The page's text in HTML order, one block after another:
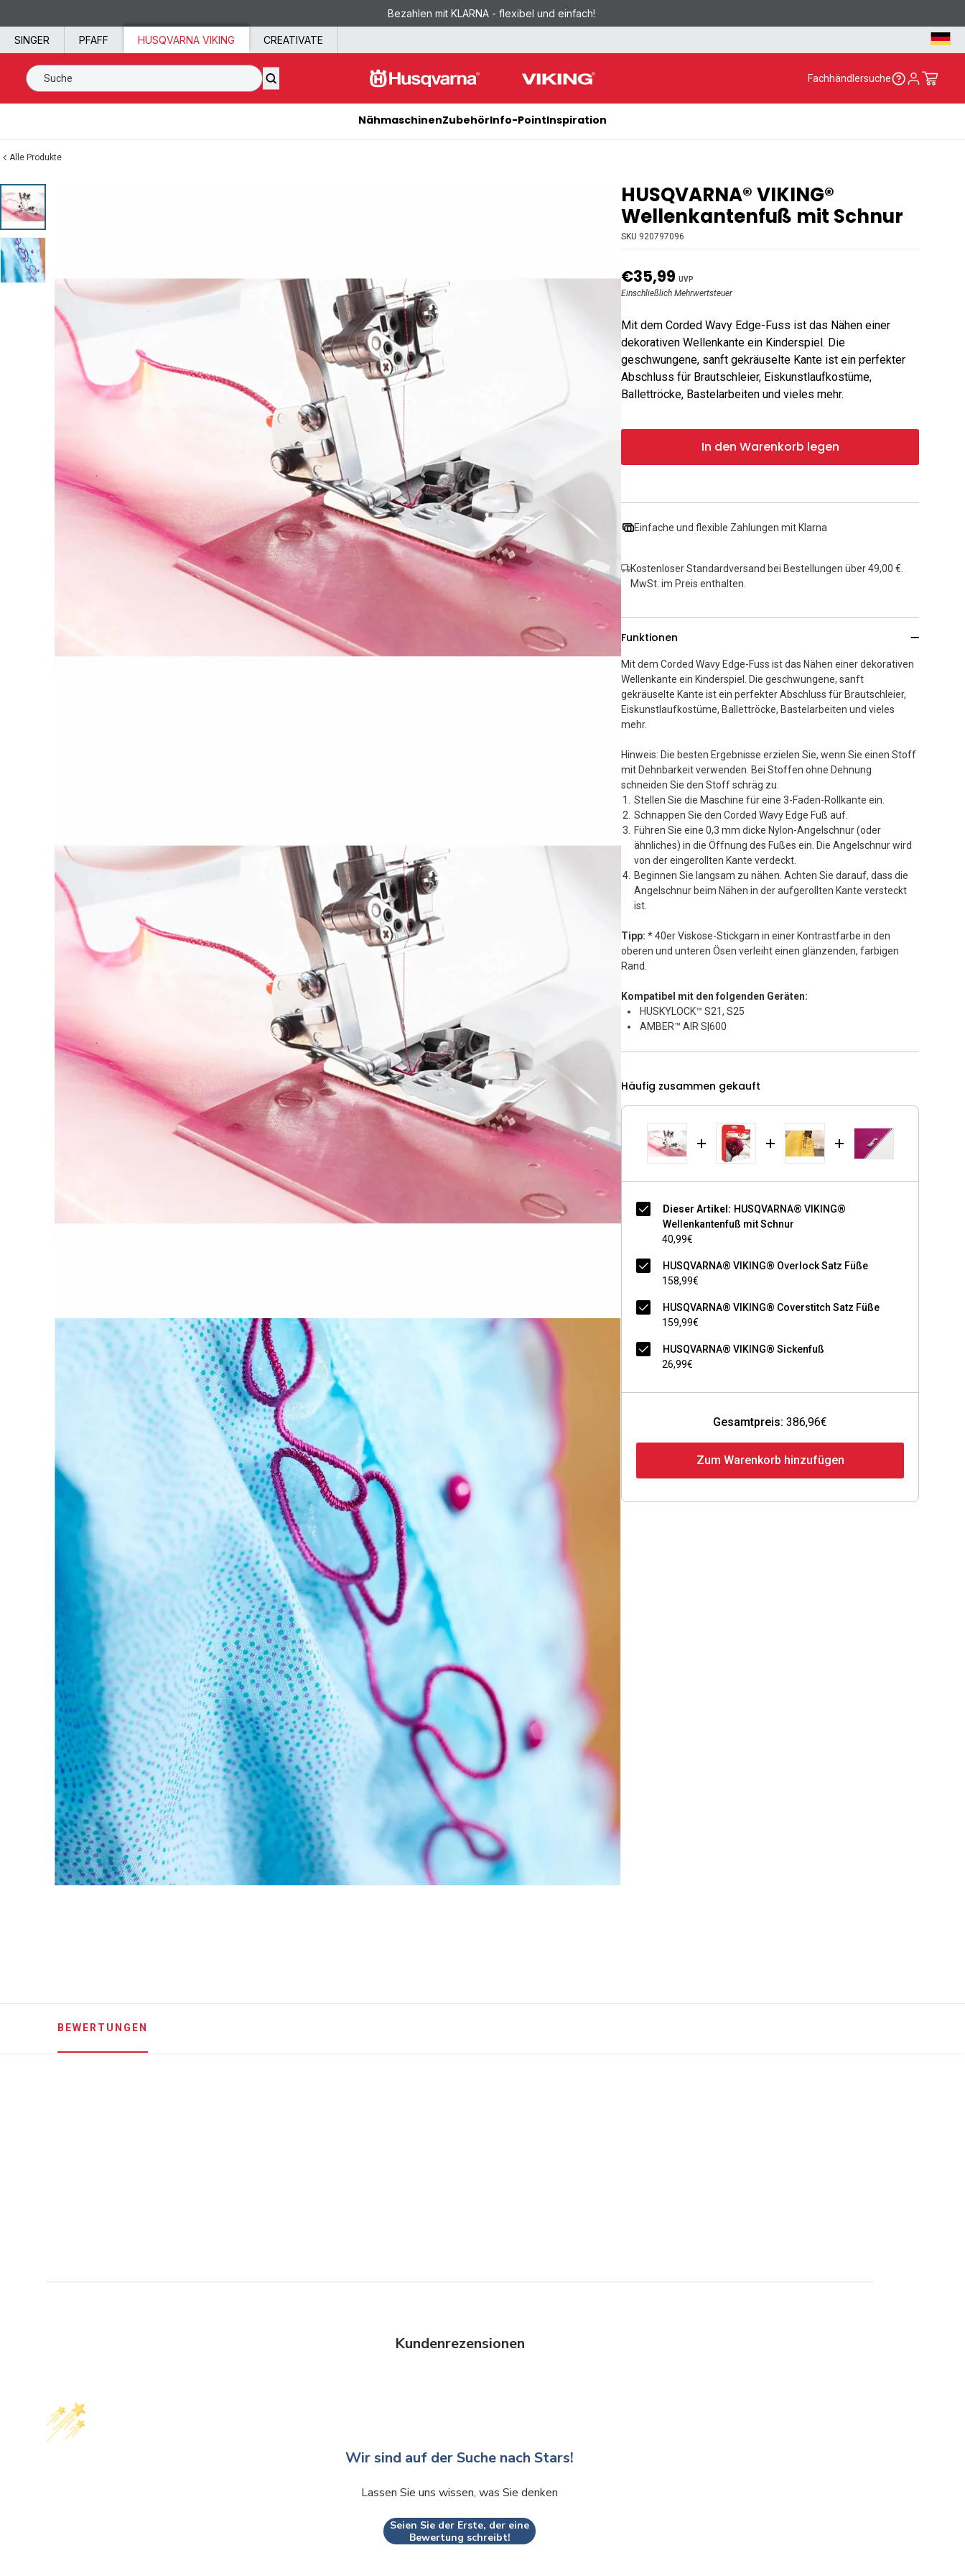
Bezahlen mit KLARNA - flexibel und einfach!
SINGER PFAFF HUSQVARNA VIKING CREATIVATE
Suche SVP Worldwide Fachhändlersuche
NähmaschinenZubehörInfo-PointInspiration
Alle Produkte
HUSQVARNA® VIKING®
Wellenkantenfuß mit Schnur
SKU 920797096
€35,99 UVP
Einschließlich Mehrwertsteuer
Mit dem Corded Wavy Edge-Fuss ist das Nähen einer
dekorativen Wellenkante ein Kinderspiel. Die
geschwungene, sanft gekräuselte Kante ist ein perfekter
Abschluss für Brautschleier, Eiskunstlaufkostüme,
Ballettröcke, Bastelarbeiten und vieles mehr.
In den Warenkorb legen
Einfache und flexible Zahlungen mit Klarna
Kostenloser Standardversand bei Bestellungen über 49,00 €.
MwSt. im Preis enthalten.
Funktionen
Mit dem Corded Wavy Edge-Fuss ist das Nähen einer dekorativen
Wellenkante ein Kinderspiel. Die geschwungene, sanft
gekräuselte Kante ist ein perfekter Abschluss für Brautschleier,
Eiskunstlaufkostüme, Ballettröcke, Bastelarbeiten und vieles
mehr.
Hinweis: Die besten Ergebnisse erzielen Sie, wenn Sie einen Stoff
mit Dehnbarkeit verwenden. Bei Stoffen ohne Dehnung
schneiden Sie den Stoff schräg zu.
Stellen Sie die Maschine für eine 3-Faden-Rollkante ein.
Schnappen Sie den Corded Wavy Edge Fuß auf.
Führen Sie eine 0,3 mm dicke Nylon-Angelschnur (oder
ähnliches) in die Öffnung des Fußes ein. Die Angelschnur wird
von der eingerollten Kante verdeckt.
Beginnen Sie langsam zu nähen. Achten Sie darauf, dass die
Angelschnur beim Nähen in der aufgerollten Kante versteckt
ist.
Tipp: * 40er Viskose-Stickgarn in einer Kontrastfarbe in den
oberen und unteren Ösen verleiht einen glänzenden, farbigen
Rand.
Kompatibel mit den folgenden Geräten:
HUSKYLOCK™ S21, S25
AMBER™ AIR S|600
Häufig zusammen gekauft
Dieser Artikel: HUSQVARNA® VIKING®
Wellenkantenfuß mit Schnur
40,99€
HUSQVARNA® VIKING® Overlock Satz Füße
158,99€
HUSQVARNA® VIKING® Coverstitch Satz Füße
159,99€
HUSQVARNA® VIKING® Sickenfuß
26,99€
Gesamtpreis: 386,96€
Zum Warenkorb hinzufügen
BEWERTUNGEN
Kundenrezensionen
Wir sind auf der Suche nach Stars!
Lassen Sie uns wissen, was Sie denken
Seien Sie der Erste, der eine
Bewertung schreibt!